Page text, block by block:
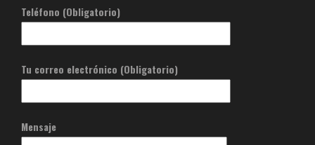
Teléfono (Obligatorio)
Tu correo electrónico (Obligatorio)
Mensaje